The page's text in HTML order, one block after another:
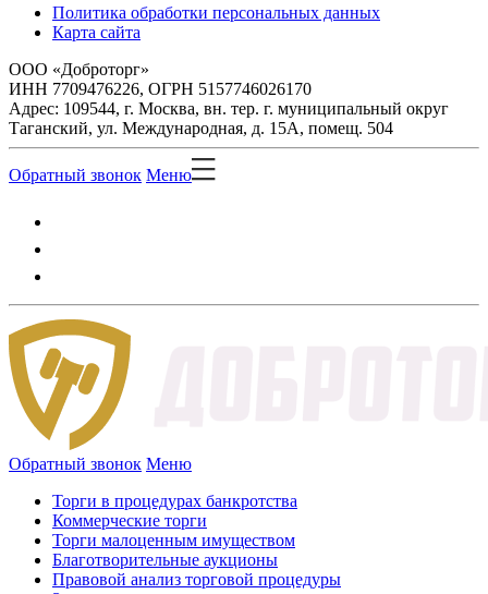
Политика обработки персональных данных
Карта сайта
ООО «Доброторг»
ИНН 7709476226, ОГРН 5157746026170
Адрес: 109544, г. Москва, вн. тер. г. муниципальный округ
Таганский, ул. Международная, д. 15А, помещ. 504
Обратный звонок Меню
Обратный звонок Меню
Торги в процедурах банкротства
Коммерческие торги
Торги малоценным имуществом
Благотворительные аукционы
Правовой анализ торговой процедуры